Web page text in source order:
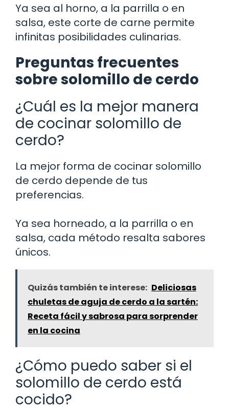
Ya sea al horno, a la parrilla o en
salsa, este corte de carne permite
infinitas posibilidades culinarias.
Preguntas frecuentes
sobre solomillo de cerdo
¿Cuál es la mejor manera
de cocinar solomillo de
cerdo?
La mejor forma de cocinar solomillo
de cerdo depende de tus
preferencias.
Ya sea horneado, a la parrilla o en
salsa, cada método resalta sabores
únicos.
Quizás también te interese: Deliciosas
chuletas de aguja de cerdo a la sartén:
Receta fácil y sabrosa para sorprender
en la cocina
¿Cómo puedo saber si el
solomillo de cerdo está
cocido?